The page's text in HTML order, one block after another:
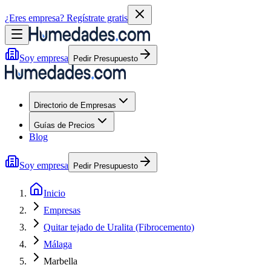
¿Eres empresa? Regístrate gratis
Soy empresa Pedir Presupuesto
Directorio de Empresas
Guías de Precios
Blog
Soy empresa Pedir Presupuesto
Inicio
Empresas
Quitar tejado de Uralita (Fibrocemento)
Málaga
Marbella